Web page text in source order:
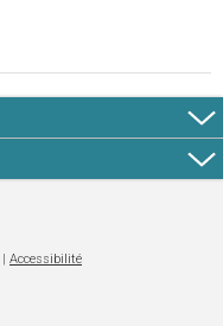
Accessibilité